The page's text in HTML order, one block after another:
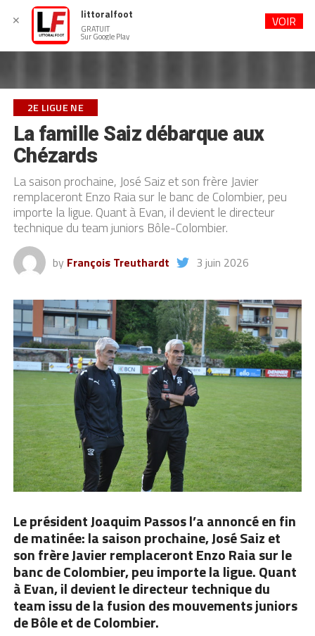
2E LIGUE NE
La famille Saiz débarque aux
Chézards
La saison prochaine, José Saiz et son frère Javier
remplaceront Enzo Raia sur le banc de Colombier, peu
importe la ligue. Quant à Evan, il devient le directeur
technique du team juniors Bôle-Colombier.
by François Treuthardt 3 juin 2026
Le président Joaquim Passos l’a annoncé en fin
de matinée: la saison prochaine, José Saiz et
son frère Javier remplaceront Enzo Raia sur le
banc de Colombier, peu importe la ligue. Quant
à Evan, il devient le directeur technique du
team issu de la fusion des mouvements juniors
de Bôle et de Colombier.
✕ littoralfoot
GRATUIT
Sur Google Play
VOIR